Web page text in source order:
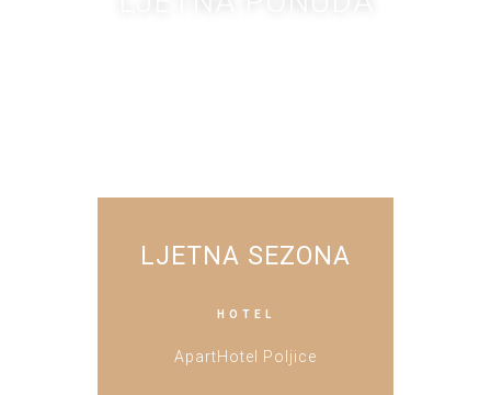
LJETNA SEZONA
HOTEL
ApartHotel Poljice